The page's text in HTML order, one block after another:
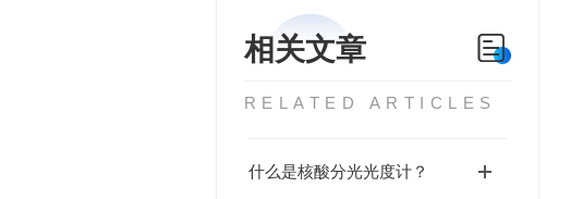
相关文章
RELATED ARTICLES
什么是核酸分光光度计？